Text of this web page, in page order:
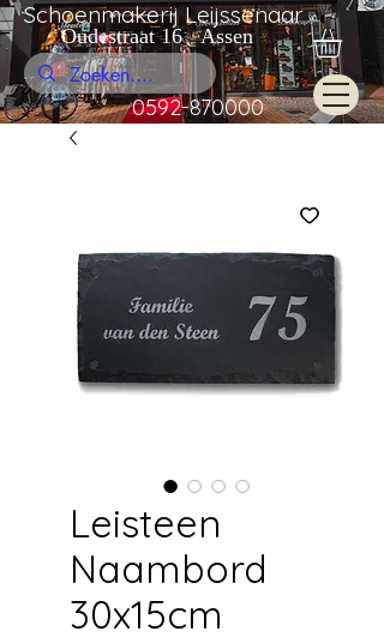
Schoenmakerij Leijssenaar
Oudestraat 16 Assen
0592-870000
Leisteen
Naambord
30x15cm